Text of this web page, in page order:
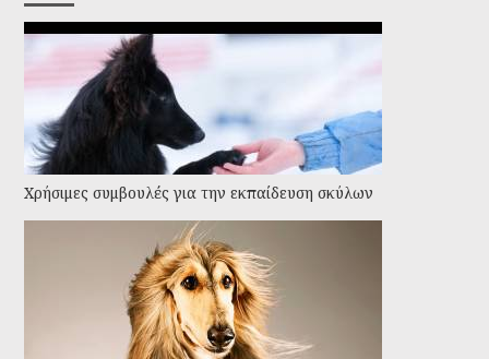
Χρήσιμες συμβουλές για την εκπαίδευση σκύλων